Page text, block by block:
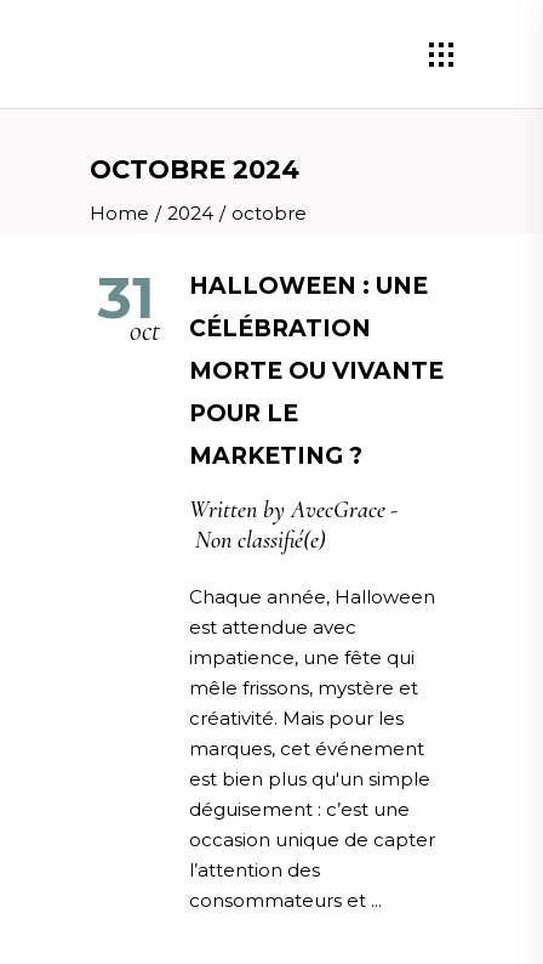
OCTOBRE 2024
Home / 2024 / octobre
31
oct
HALLOWEEN : UNE
CÉLÉBRATION
MORTE OU VIVANTE
POUR LE
MARKETING ?
Written byAvecGrace
Non classifié(e)
Chaque année, Halloween
est attendue avec
impatience, une fête qui
mêle frissons, mystère et
créativité. Mais pour les
marques, cet événement
est bien plus qu'un simple
déguisement : c’est une
occasion unique de capter
l’attention des
consommateurs et